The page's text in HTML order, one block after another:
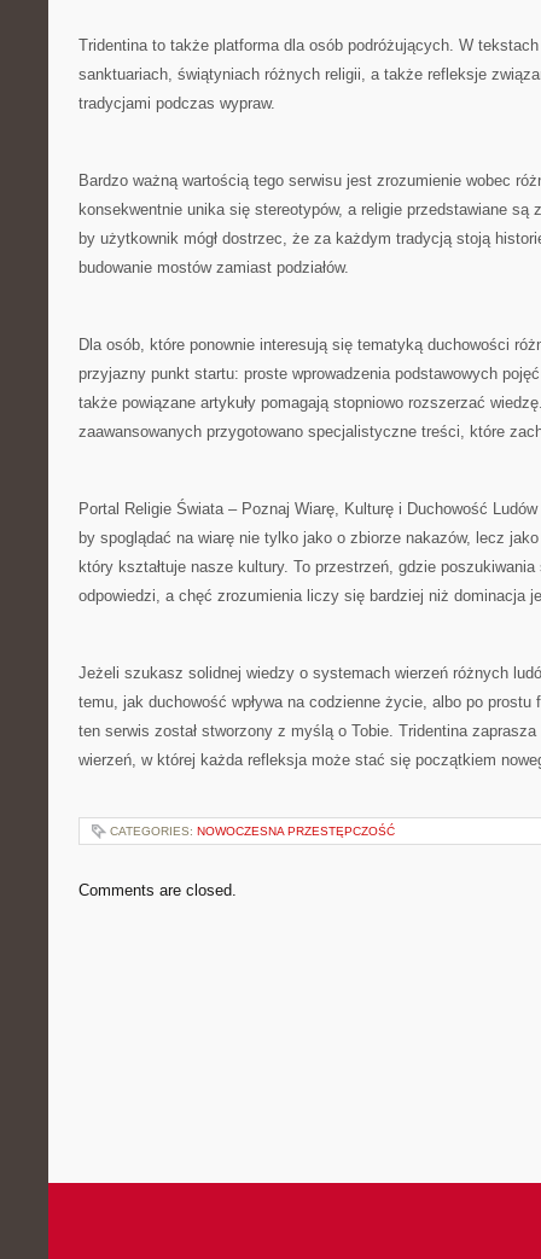
Tridentina to także platforma dla osób podróżujących. W
sanktuariach, świątyniach różnych religii, a także refleksje
tradycjami podczas wypraw.
Bardzo ważną wartością tego serwisu jest zrozumienie wobec
konsekwentnie unika się stereotypów, a religie przedstawiane są
by użytkownik mógł dostrzec, że za każdym tradycją stoją
budowanie mostów zamiast podziałów.
Dla osób, które ponownie interesują się tematyką duchowości
przyjazny punkt startu: proste wprowadzenia podstawowych
także powiązane artykuły pomagają stopniowo rozszerzać
zaawansowanych przygotowano specjalistyczne treści, które
Portal Religie Świata – Poznaj Wiarę, Kulturę i Duchowość
by spoglądać na wiarę nie tylko jako o zbiorze nakazów, lecz
który kształtuje nasze kultury. To przestrzeń, gdzie
odpowiedzi, a chęć zrozumienia liczy się bardziej niż dominacja
Jeżeli szukasz solidnej wiedzy o systemach wierzeń różnych
temu, jak duchowość wpływa na codzienne życie, albo po prostu
ten serwis został stworzony z myślą o Tobie. Tridentina
wierzeń, w której każda refleksja może stać się początkiem
CATEGORIES: NOWOCZESNA PRZESTĘPCZOŚĆ
Comments are closed.